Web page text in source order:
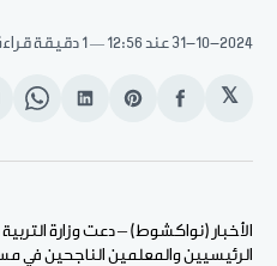
31-10-2024 عند 12:56 1 دقيقة قراءة
𝕏
انشر
الفيسبوك
Share
Pinterest
انشر
لينكد
الأخبار (نواكشوط) – دعت وزارة
الرئيسيين والمعلمين الناجحين في